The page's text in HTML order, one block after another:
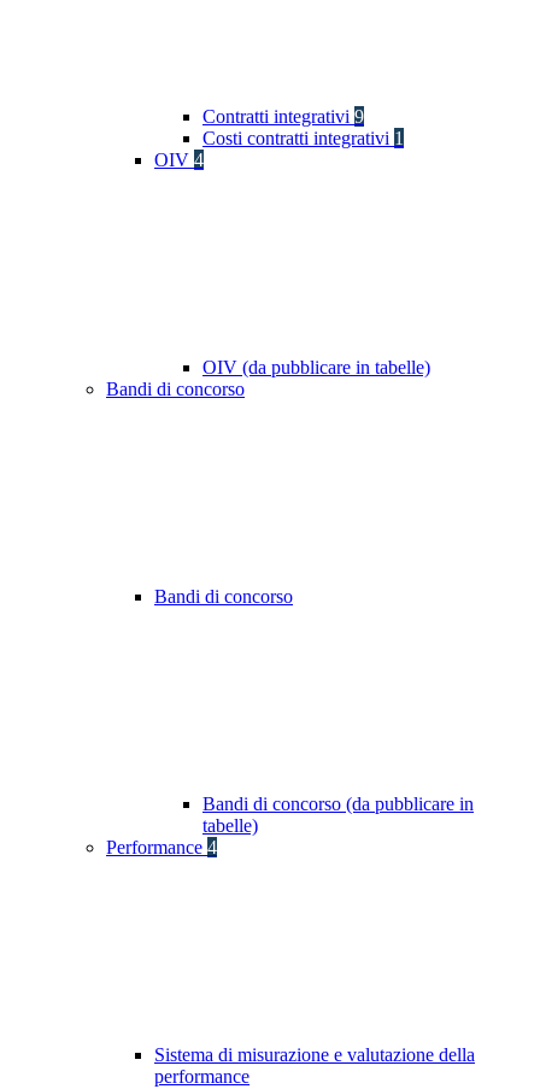
Contratti integrativi 9
Costi contratti integrativi 1
OIV 4
OIV (da pubblicare in tabelle)
Bandi di concorso
Bandi di concorso
Bandi di concorso (da pubblicare in
tabelle)
Performance 4
Sistema di misurazione e valutazione della
performance